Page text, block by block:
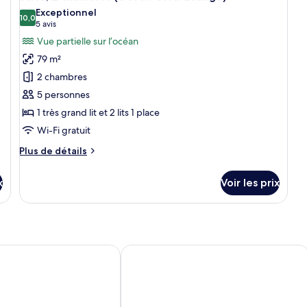
(Coral
Lounge)
chambre
Suite,
très
grand
lit,
vue
océan
Lounge)
toutes
les
photos
pour
ce
type
de
chambre :
Suite,
2
Coral
10,010,0 sur 10
Exceptionnel
5 avis
(5 avis)
Vue partielle sur l’océan
79 m²
2 chambres
5 personnes
1 très grand lit et 2 lits 1 place
Wi-Fi gratuit
Plus de détails
Plus
le
Suite,
Voir les prix
& Villas Four Points by Sheraton Phuket